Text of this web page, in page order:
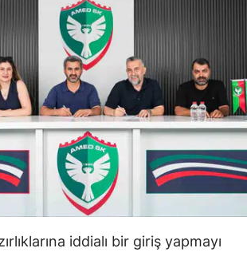
iddialı bir giriş yapmayı